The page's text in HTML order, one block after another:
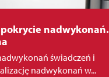
pokrycie nadwykonań.
świadczeń i
nadwykonań w...